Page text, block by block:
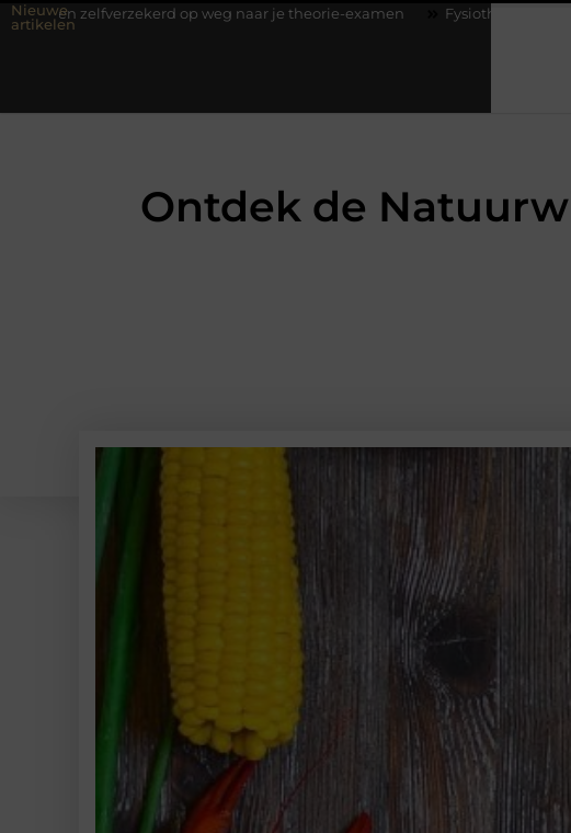
Nieuwe
artikelen
op weg naar je theorie-examen Fysiotherapie Hilversum:
Ontdek de